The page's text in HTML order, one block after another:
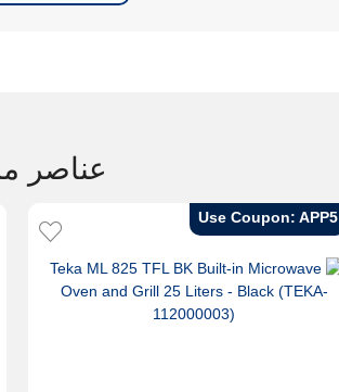
عناصر
Use Coupon: APP5